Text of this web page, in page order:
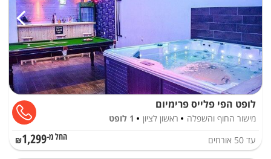
לופט הפי פלייס פרימיום
מישור החוף והשפלה ראשון לציון
1 לופט
עד 50 אורחים החל מ-₪1,299